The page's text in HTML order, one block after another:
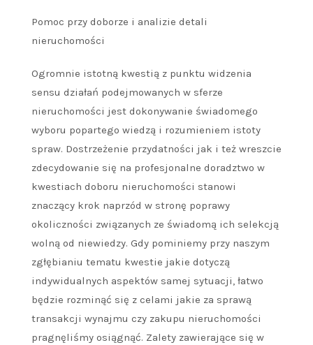
Pomoc przy doborze i analizie detali
nieruchomości
Ogromnie istotną kwestią z punktu widzenia
sensu działań podejmowanych w sferze
nieruchomości jest dokonywanie świadomego
wyboru popartego wiedzą i rozumieniem istoty
spraw. Dostrzeżenie przydatności jak i też wreszcie
zdecydowanie się na profesjonalne doradztwo w
kwestiach doboru nieruchomości stanowi
znaczący krok naprzód w stronę poprawy
okoliczności związanych ze świadomą ich selekcją
wolną od niewiedzy. Gdy pominiemy przy naszym
zgłębianiu tematu kwestie jakie dotyczą
indywidualnych aspektów samej sytuacji, łatwo
będzie rozminąć się z celami jakie za sprawą
transakcji wynajmu czy zakupu nieruchomości
pragnęliśmy osiągnąć. Zalety zawierające się w